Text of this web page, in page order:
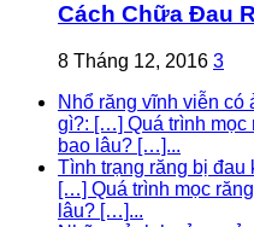
Cách Chữa Đau
8 Tháng 12, 2016 3
Nhổ răng vĩnh viễn
gì?: […] Quá trình mọc
bao lâu? […]...
Tình trạng răng bị đau
[…] Quá trình mọc
lâu? […]...